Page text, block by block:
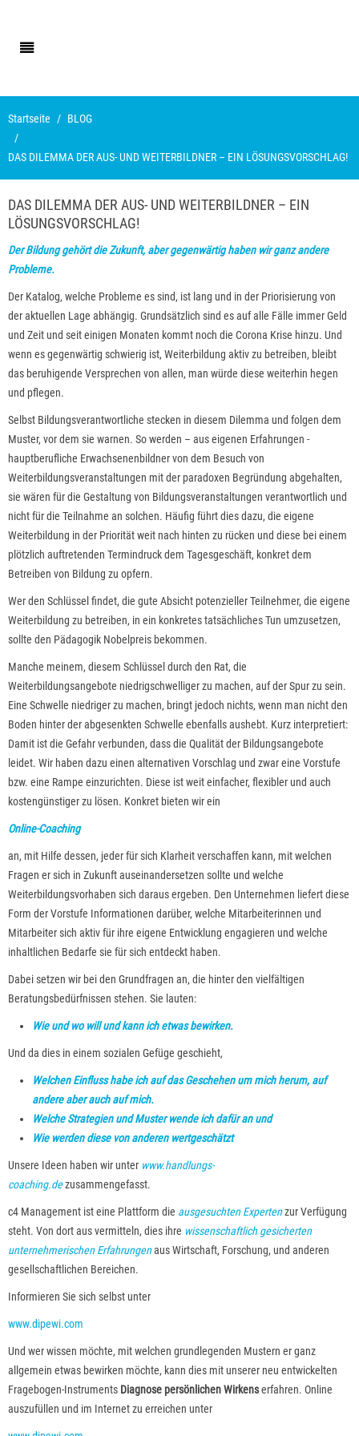
Startseite BLOG
DAS DILEMMA DER AUS- UND WEITERBILDNER – EIN LÖSUNGSVORSCHLAG!
DAS DILEMMA DER AUS- UND WEITERBILDNER – EIN
LÖSUNGSVORSCHLAG!
Der Bildung gehört die Zukunft, aber gegenwärtig haben wir ganz andere
Probleme.
Der Katalog, welche Probleme es sind, ist lang und in der Priorisierung von
der aktuellen Lage abhängig. Grundsätzlich sind es auf alle Fälle immer Geld
und Zeit und seit einigen Monaten kommt noch die Corona Krise hinzu. Und
wenn es gegenwärtig schwierig ist, Weiterbildung aktiv zu betreiben, bleibt
das beruhigende Versprechen von allen, man würde diese weiterhin hegen
und pflegen.
Selbst Bildungsverantwortliche stecken in diesem Dilemma und folgen dem
Muster, vor dem sie warnen. So werden – aus eigenen Erfahrungen -
hauptberufliche Erwachsenenbildner von dem Besuch von
Weiterbildungsveranstaltungen mit der paradoxen Begründung abgehalten,
sie wären für die Gestaltung von Bildungsveranstaltungen verantwortlich und
nicht für die Teilnahme an solchen. Häufig führt dies dazu, die eigene
Weiterbildung in der Priorität weit nach hinten zu rücken und diese bei einem
plötzlich auftretenden Termindruck dem Tagesgeschäft, konkret dem
Betreiben von Bildung zu opfern.
Wer den Schlüssel findet, die gute Absicht potenzieller Teilnehmer, die eigene
Weiterbildung zu betreiben, in ein konkretes tatsächliches Tun umzusetzen,
sollte den Pädagogik Nobelpreis bekommen.
Manche meinem, diesem Schlüssel durch den Rat, die
Weiterbildungsangebote niedrigschwelliger zu machen, auf der Spur zu sein.
Eine Schwelle niedriger zu machen, bringt jedoch nichts, wenn man nicht den
Boden hinter der abgesenkten Schwelle ebenfalls aushebt. Kurz interpretiert:
Damit ist die Gefahr verbunden, dass die Qualität der Bildungsangebote
leidet. Wir haben dazu einen alternativen Vorschlag und zwar eine Vorstufe
bzw. eine Rampe einzurichten. Diese ist weit einfacher, flexibler und auch
kostengünstiger zu lösen. Konkret bieten wir ein
Online-Coaching
an, mit Hilfe dessen, jeder für sich Klarheit verschaffen kann, mit welchen
Fragen er sich in Zukunft auseinandersetzen sollte und welche
Weiterbildungsvorhaben sich daraus ergeben. Den Unternehmen liefert diese
Form der Vorstufe Informationen darüber, welche Mitarbeiterinnen und
Mitarbeiter sich aktiv für ihre eigene Entwicklung engagieren und welche
inhaltlichen Bedarfe sie für sich entdeckt haben.
Dabei setzen wir bei den Grundfragen an, die hinter den vielfältigen
Beratungsbedürfnissen stehen. Sie lauten:
Wie und wo will und kann ich etwas bewirken.
Und da dies in einem sozialen Gefüge geschieht,
Welchen Einfluss habe ich auf das Geschehen um mich herum, auf
andere aber auch auf mich.
Welche Strategien und Muster wende ich dafür an und
Wie werden diese von anderen wertgeschätzt
Unsere Ideen haben wir unter www.handlungs-
coaching.dezusammengefasst.
c4 Management ist eine Plattform die ausgesuchten Expertenzur Verfügung
steht. Von dort aus vermitteln, dies ihre wissenschaftlich gesicherten
unternehmerischen Erfahrungenaus Wirtschaft, Forschung, und anderen
gesellschaftlichen Bereichen.
Informieren Sie sich selbst unter
www.dipewi.com
Und wer wissen möchte, mit welchen grundlegenden Mustern er ganz
allgemein etwas bewirken möchte, kann dies mit unserer neu entwickelten
Fragebogen-Instruments Diagnose persönlichen Wirkenserfahren. Online
auszufüllen und im Internet zu erreichen unter